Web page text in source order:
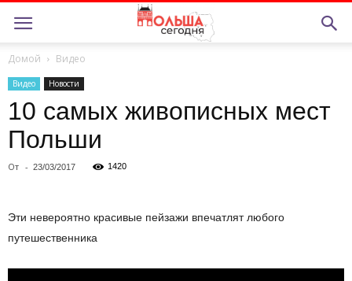
Домой Видео
Видео Новости
10 самых живописных мест
Польши
От - 23/03/2017 1420
Эти невероятно красивые пейзажи впечатлят любого
путешественника